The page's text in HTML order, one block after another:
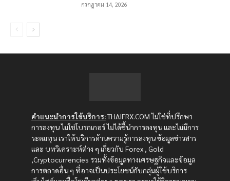
กรกฎาคม 14, 2026
คำแนะนำการใช้บริการ:THAIFRX.COM ไม่ใช่ที่ปรึกษา
การลงทุน ไม่ใช่โบรกเกอร์ ไม่ได้ชี้นำการลงทุน และไม่มีการ
ระดมทุน เราให้บริการด้านความรู้การลงทุน ข้อมูลข่าวสาร
และ บทวิเคราะห์ต่าง ๆ เกี่ยวกับ Forex , Gold
,Cryptocurrencies รวมทั้งข้อมูลทางเศรษฐกิจและข้อมูล
การตลาดอื่น ๆ ที่อาจเป็นประโยชน์กับกลุ่มผู้ใช้บริการ